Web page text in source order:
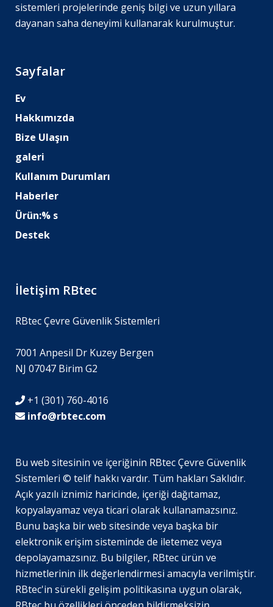
sistemleri projelerinde geniş bilgi ve uzun yıllara
dayanan saha deneyimi kullanarak kurulmuştur.
Sayfalar
Ev
Hakkımızda
Bize Ulaşın
galeri
Kullanım Durumları
Haberler
Ürün:% s
Destek
İletişim RBtec
RBtec Çevre Güvenlik Sistemleri
7001 Anpesil Dr Kuzey Bergen
NJ 07047 Birim G2
+1 (301) 760-4016
info@rbtec.com
Bu web sitesinin ve içeriğinin RBtec Çevre Güvenlik
Sistemleri © telif hakkı vardır. Tüm hakları Saklıdır.
Açık yazılı iznimiz haricinde, içeriği dağıtamaz,
kopyalayamaz veya ticari olarak kullanamazsınız.
Bunu başka bir web sitesinde veya başka bir
elektronik erişim sisteminde de iletemez veya
depolayamazsınız. Bu bilgiler, RBtec ürün ve
hizmetlerinin ilk değerlendirmesi amacıyla verilmiştir.
RBtec'in sürekli gelişim politikasına uygun olarak,
PL
DE_DE
EN_GB
JA
SV